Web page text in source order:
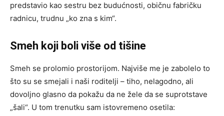
predstavio kao sestru bez budućnosti, običnu fabričku
radnicu, trudnu „ko zna s kim“.
Smeh koji boli više od tišine
Smeh se prolomio prostorijom. Najviše me je zabolelo to
što su se smejali i naši roditelji – tiho, nelagodno, ali
dovoljno glasno da pokažu da ne žele da se suprotstave
„šali“. U tom trenutku sam istovremeno osetila: